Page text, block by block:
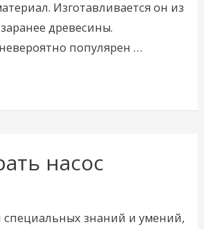
Изготавливается он из
древесины.
популярен …
насос
специальных знаний и умений,